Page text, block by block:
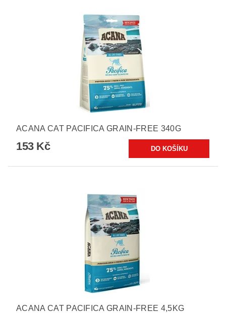
ACANA CAT PACIFICA GRAIN-FREE 340G
153 Kč
ACANA CAT PACIFICA GRAIN-FREE 4,5KG